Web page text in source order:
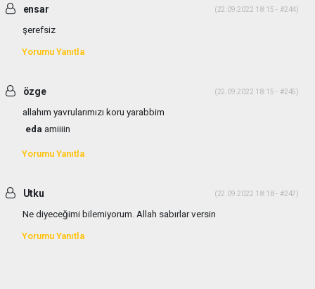
ensar (22.09.2022 18:15 - #244)
şerefsiz
Yorumu Yanıtla
özge (22.09.2022 18:15 - #245)
allahım yavrularımızı koru yarabbim
eda amiiiin
Yorumu Yanıtla
Utku (22.09.2022 18:18 - #247)
Ne diyeceğimi bilemiyorum. Allah sabırlar versin
Yorumu Yanıtla